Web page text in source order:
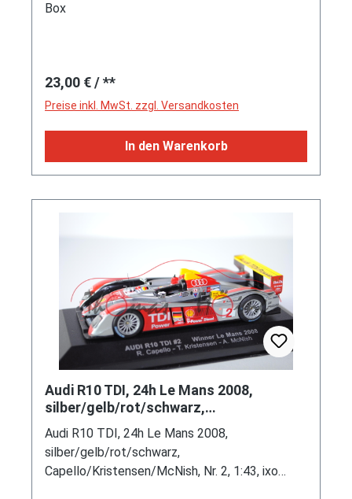
Box
Regulärer Preis:
23,00 €/ **
Preise inkl. MwSt. zzgl. Versandkosten
In den Warenkorb
Audi R10 TDI, 24h Le Mans 2008,
silber/gelb/rot/schwarz,
Capello/Kristensen/McNish, Nr. 2, 1:43,
ixo
Audi R10 TDI, 24h Le Mans 2008,
silber/gelb/rot/schwarz,
Capello/Kristensen/McNish, Nr. 2, 1:43, ixo